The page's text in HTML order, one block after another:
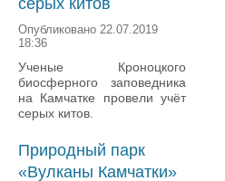
серых китов
Опубликовано 22.07.2019
18:36
Ученые Кроноцкого
биосферного заповедника
на Камчатке провели учёт
серых китов.
Природный парк
«Вулканы Камчатки»